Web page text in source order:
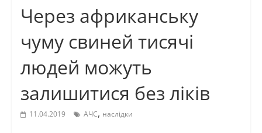
Через африканську
чуму свиней тисячі
людей можуть
залишитися без ліків
11.04.2019 АЧС, наслідки